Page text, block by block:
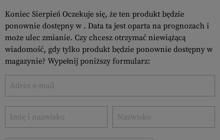
Koniec Sierpień Oczekuje się, że ten produkt będzie
ponownie dostępny w . Data ta jest oparta na prognozach i
może ulec zmianie. Czy chcesz otrzymać niewiążącą
wiadomość, gdy tylko produkt będzie ponownie dostępny w
magazynie? Wypełnij poniższy formularz: